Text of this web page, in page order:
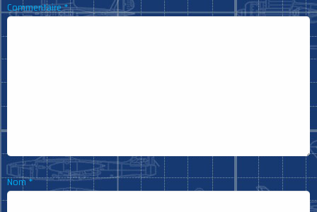
Commentaire*
Nom*